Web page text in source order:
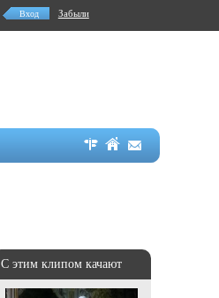
Забыли
С этим клипом качают